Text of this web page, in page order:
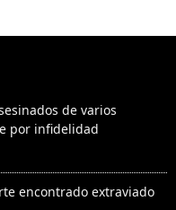
de varios
por infidelidad
encontrado extraviado